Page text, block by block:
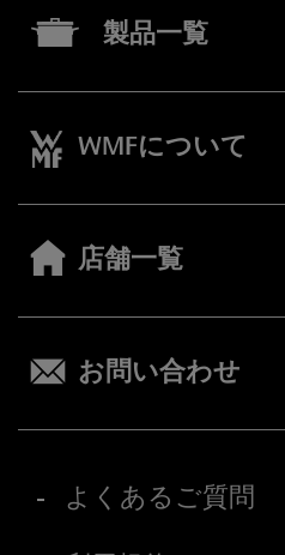
製品一覧
WMFについて
店舗一覧
お問い合わせ
よくあるご質問